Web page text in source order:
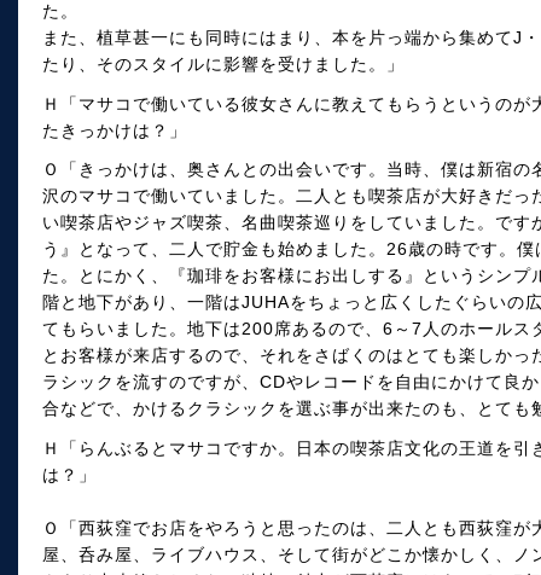
た。
また、植草甚一にも同時にはまり、本を片っ端から集めてJ
たり、そのスタイルに影響を受けました。」
Ｈ「マサコで働いている彼女さんに教えてもらうというの
たきっかけは？」
Ｏ「きっかけは、奥さんとの出会いです。当時、僕は新宿
沢のマサコで働いていました。二人とも喫茶店が大好きだ
い喫茶店やジャズ喫茶、名曲喫茶巡りをしていました。で
う』となって、二人で貯金も始めました。26歳の時です。
た。とにかく、『珈琲をお客様にお出しする』というシン
階と地下があり、一階はJUHAをちょっと広くしたぐらいの
てもらいました。地下は200席あるので、6～7人のホール
とお客様が来店するので、それをさばくのはとても楽しか
ラシックを流すのですが、CDやレコードを自由にかけて良
合などで、かけるクラシックを選ぶ事が出来たのも、とても
Ｈ「らんぶるとマサコですか。日本の喫茶店文化の王道を
は？」
Ｏ「西荻窪でお店をやろうと思ったのは、二人とも西荻窪
屋、呑み屋、ライブハウス、そして街がどこか懐かしく、